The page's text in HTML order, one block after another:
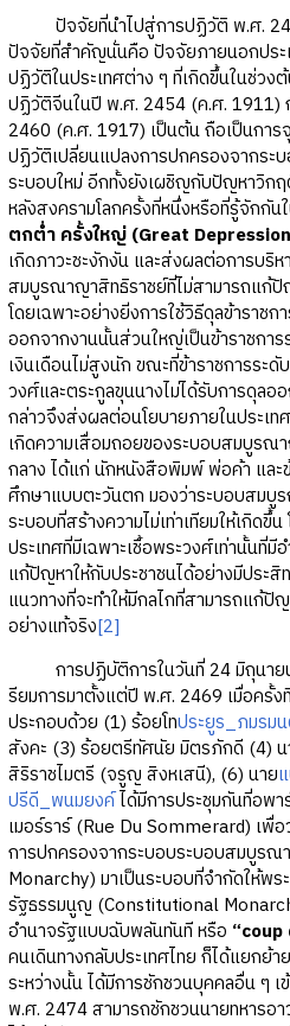
ปัจจัยที่นำไปสู่การปฏิวัติ พ.ศ.
ปัจจัยที่สำคัญนั่นคือ ปัจจัยภายนอกปร
ปฏิวัติในประเทศต่าง ๆ ที่เกิดขึ้นในช่วง
ปฏิวัติจีนในปี พ.ศ. 2454 (ค.ศ. 1911)
2460 (ค.ศ. 1917) เป็นต้น ถือเป็นการ
ปฏิวัติเปลี่ยนแปลงการปกครองจากร
ระบอบใหม่ อีกทั้งยังเผชิญกับปัญหาวิก
หลังสงครามโลกครั้งที่หนึ่งหรือที่รู้จักกัน
ตกต่ำ ครั้งใหญ่ (Great
เกิดภาวะชะงักงัน และส่งผลต่อการบริ
สมบูรณาญาสิทธิราชย์ที่ไม่สามารถแก้ปั
โดยเฉพาะอย่างยิ่งการใช้วิธีดุลข้าราช
ออกจากงานนั้นส่วนใหญ่เป็นข้าราชกา
เงินเดือนไม่สูงนัก ขณะที่ข้าราชการระ
วงศ์และตระกูลขุนนางไม่ได้รับการดุลอ
กล่าวจึงส่งผลต่อนโยบายภายในประเท
เกิดความเสื่อมถอยของระบอบสมบูรณ
กลาง ได้แก่ นักหนังสือพิมพ์ พ่อค้า และ
ศึกษาแบบตะวันตก มองว่าระบอบสมบู
ระบอบที่สร้างความไม่เท่าเทียมให้เกิดขึ้
ประเทศที่มีเฉพาะเชื้อพระวงศ์เท่านั้นที่
แก้ปัญหาให้กับประชาชนได้อย่างมีประสิ
แนวทางที่จะทำให้มีกลไกที่สามารถแก้ปั
อย่างแท้จริง[2]
การปฏิบัติการในวันที่ 24 มิถุนายน
รียมการมาตั้งแต่ปี พ.ศ. 2469 เมื่อครั้ง
ประกอบด้วย (1) ร้อยโทประยูร_ภมรม
สังคะ (3) ร้อยตรีทัศนัย มิตรภักดี (4)
สิริราชไมตรี (จรูญ สิงหเสนี), (6) นาย
ปรีดี_พนมยงค์ได้มีการประชุมกันที่อพา
เมอร์ราร์ (Rue Du Sommerard) เพื่
การปกครองจากระบอบระบอบสมบูร
Monarchy) มาเป็นระบอบที่จำกัดให้พ
รัฐธรรมนูญ (Constitutional
อำนาจรัฐแบบฉับพลันทันที หรือ “coup
คนเดินทางกลับประเทศไทย ก็ได้แยกย้
ระหว่างนั้น ได้มีการชักชวนบุคคลอื่น ๆ
พ.ศ. 2474 สามารถชักชวนนายทหารอ